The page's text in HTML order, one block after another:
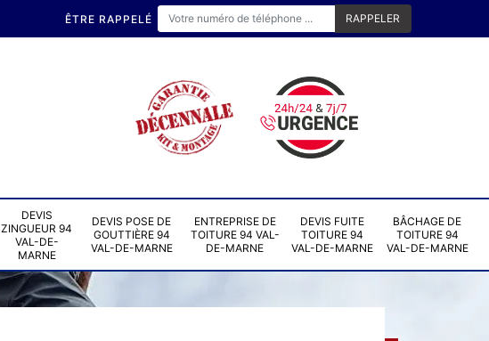
ÊTRE RAPPELÉ
DEVIS
ZINGUEUR 94
VAL-DE-
MARNE
DEVIS POSE DE
GOUTTIÈRE 94
VAL-DE-MARNE
ENTREPRISE DE
TOITURE 94 VAL-
DE-MARNE
DEVIS FUITE
TOITURE 94
VAL-DE-MARNE
BÂCHAGE DE
TOITURE 94
VAL-DE-MARNE